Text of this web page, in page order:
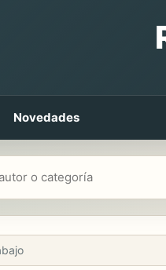
Novedades